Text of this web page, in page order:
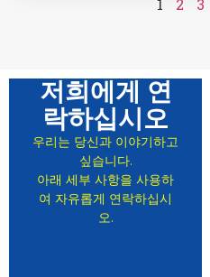
저희에게 연
락하십시오
우리는 당신과 이야기하고
싶습니다.
아래 세부 사항을 사용하
여 자유롭게 연락하십시
오.